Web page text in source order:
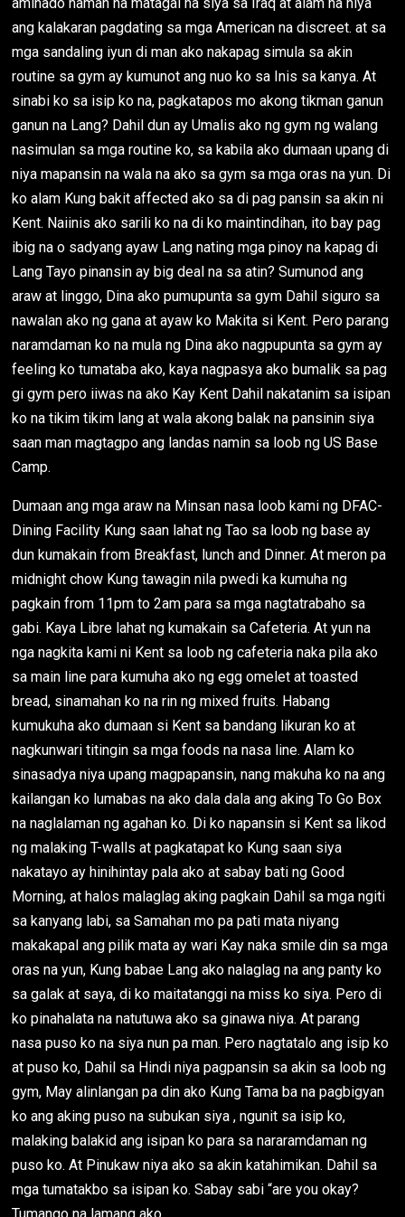
aminado naman na matagal na siya sa Iraq at alam na niya
ang kalakaran pagdating sa mga American na discreet. at sa
mga sandaling iyun di man ako nakapag simula sa akin
routine sa gym ay kumunot ang nuo ko sa Inis sa kanya. At
sinabi ko sa isip ko na, pagkatapos mo akong tikman ganun
ganun na Lang? Dahil dun ay Umalis ako ng gym ng walang
nasimulan sa mga routine ko, sa kabila ako dumaan upang di
niya mapansin na wala na ako sa gym sa mga oras na yun. Di
ko alam Kung bakit affected ako sa di pag pansin sa akin ni
Kent. Naiinis ako sarili ko na di ko maintindihan, ito bay pag
ibig na o sadyang ayaw Lang nating mga pinoy na kapag di
Lang Tayo pinansin ay big deal na sa atin? Sumunod ang
araw at linggo, Dina ako pumupunta sa gym Dahil siguro sa
nawalan ako ng gana at ayaw ko Makita si Kent. Pero parang
naramdaman ko na mula ng Dina ako nagpupunta sa gym ay
feeling ko tumataba ako, kaya nagpasya ako bumalik sa pag
gi gym pero iiwas na ako Kay Kent Dahil nakatanim sa isipan
ko na tikim tikim lang at wala akong balak na pansinin siya
saan man magtagpo ang landas namin sa loob ng US Base
Camp.
Dumaan ang mga araw na Minsan nasa loob kami ng DFAC-
Dining Facility Kung saan lahat ng Tao sa loob ng base ay
dun kumakain from Breakfast, lunch and Dinner. At meron pa
midnight chow Kung tawagin nila pwedi ka kumuha ng
pagkain from 11pm to 2am para sa mga nagtatrabaho sa
gabi. Kaya Libre lahat ng kumakain sa Cafeteria. At yun na
nga nagkita kami ni Kent sa loob ng cafeteria naka pila ako
sa main line para kumuha ako ng egg omelet at toasted
bread, sinamahan ko na rin ng mixed fruits. Habang
kumukuha ako dumaan si Kent sa bandang likuran ko at
nagkunwari titingin sa mga foods na nasa line. Alam ko
sinasadya niya upang magpapansin, nang makuha ko na ang
kailangan ko lumabas na ako dala dala ang aking To Go Box
na naglalaman ng agahan ko. Di ko napansin si Kent sa likod
ng malaking T-walls at pagkatapat ko Kung saan siya
nakatayo ay hinihintay pala ako at sabay bati ng Good
Morning, at halos malaglag aking pagkain Dahil sa mga ngiti
sa kanyang labi, sa Samahan mo pa pati mata niyang
makakapal ang pilik mata ay wari Kay naka smile din sa mga
oras na yun, Kung babae Lang ako nalaglag na ang panty ko
sa galak at saya, di ko maitatanggi na miss ko siya. Pero di
ko pinahalata na natutuwa ako sa ginawa niya. At parang
nasa puso ko na siya nun pa man. Pero nagtatalo ang isip ko
at puso ko, Dahil sa Hindi niya pagpansin sa akin sa loob ng
gym, May alinlangan pa din ako Kung Tama ba na pagbigyan
ko ang aking puso na subukan siya , ngunit sa isip ko,
malaking balakid ang isipan ko para sa nararamdaman ng
puso ko. At Pinukaw niya ako sa akin katahimikan. Dahil sa
mga tumatakbo sa isipan ko. Sabay sabi “are you okay?